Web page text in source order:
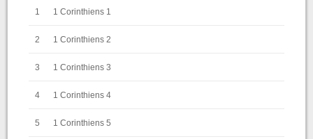
1 1 Corinthiens 1
2 1 Corinthiens 2
3 1 Corinthiens 3
4 1 Corinthiens 4
5 1 Corinthiens 5